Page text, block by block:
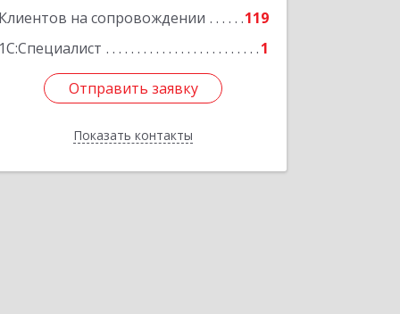
Клиентов на сопровождении
119
1С:Специалист
1
Отправить заявку
Показать контакты
Отправить заявку
Назад